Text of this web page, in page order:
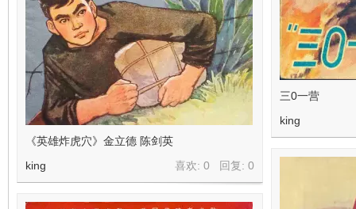
《英雄炸虎穴》金立德 陈剑英
喜欢: 0 回复: 0
king
三0一营
king